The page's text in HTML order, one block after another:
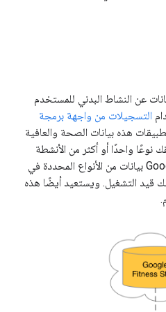
عن النشاط البدني للمستخدم
التسجيلات من واجهة برمجة
هذه بيانات الصحة والعافية
نوعًا واحدًا أو أكثر من الأنشطة
لتسجيلها. بعد ذلك، يخزِّن Google Fit بيانات من الأنواع المحددة في
قيد التشغيل. ويستعيد أيضًا هذه